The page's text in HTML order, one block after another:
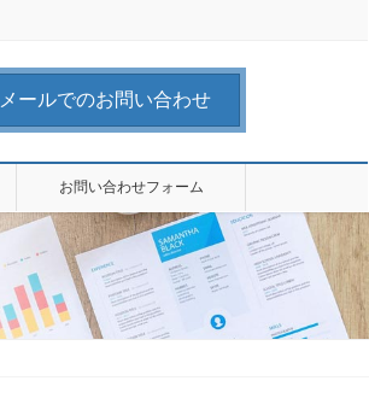
メールでのお問い合わせ
お問い合わせフォーム